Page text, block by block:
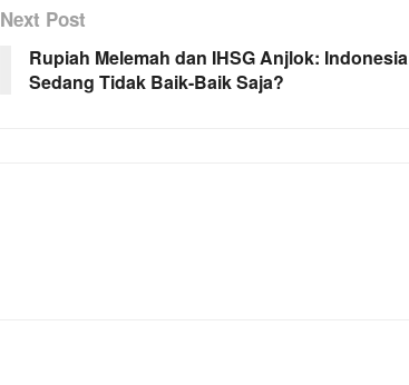
Next Post
Rupiah Melemah dan IHSG Anjlok: Indonesia
Sedang Tidak Baik-Baik Saja?